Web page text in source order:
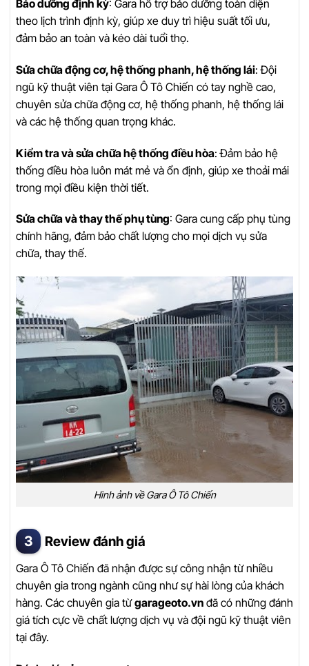
Bảo dưỡng định kỳ: Gara hỗ trợ bảo dưỡng toàn diện
theo lịch trình định kỳ, giúp xe duy trì hiệu suất tối ưu,
đảm bảo an toàn và kéo dài tuổi thọ.
Sửa chữa động cơ, hệ thống phanh, hệ thống lái: Đội
ngũ kỹ thuật viên tại Gara Ô Tô Chiến có tay nghề cao,
chuyên sửa chữa động cơ, hệ thống phanh, hệ thống lái
và các hệ thống quan trọng khác.
Kiểm tra và sửa chữa hệ thống điều hòa: Đảm bảo hệ
thống điều hòa luôn mát mẻ và ổn định, giúp xe thoải mái
trong mọi điều kiện thời tiết.
Sửa chữa và thay thế phụ tùng: Gara cung cấp phụ tùng
chính hãng, đảm bảo chất lượng cho mọi dịch vụ sửa
chữa, thay thế.
Hình ảnh về Gara Ô Tô Chiến
Review đánh giá
Gara Ô Tô Chiến đã nhận được sự công nhận từ nhiều
chuyên gia trong ngành cũng như sự hài lòng của khách
hàng. Các chuyên gia từgarageoto.vn đã có những đánh
giá tích cực về chất lượng dịch vụ và đội ngũ kỹ thuật viên
tại đây.